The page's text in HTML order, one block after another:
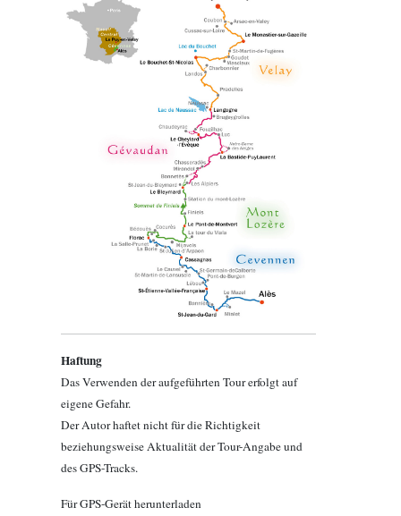
Haftung
Das Verwenden der aufgeführten Tour erfolgt auf
eigene Gefahr.
Der Autor haftet nicht für die Richtigkeit
beziehungsweise Aktualität der Tour-Angabe und
des GPS-Tracks.
Für GPS-Gerät herunterladen